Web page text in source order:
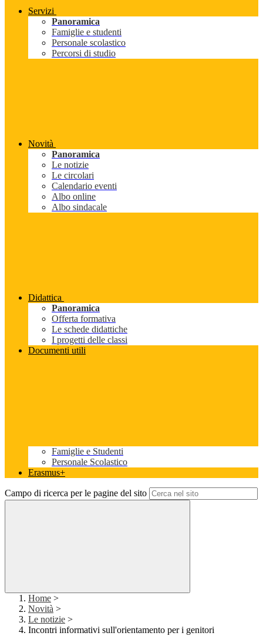
Servizi
Panoramica
Famiglie e studenti
Personale scolastico
Percorsi di studio
Novità
Panoramica
Le notizie
Le circolari
Calendario eventi
Albo online
Albo sindacale
Didattica
Panoramica
Offerta formativa
Le schede didattiche
I progetti delle classi
Documenti utili
Famiglie e Studenti
Personale Scolastico
Erasmus+
Campo di ricerca per le pagine del sito
Home >
Novità >
Le notizie >
Incontri informativi sull'orientamento per i genitori